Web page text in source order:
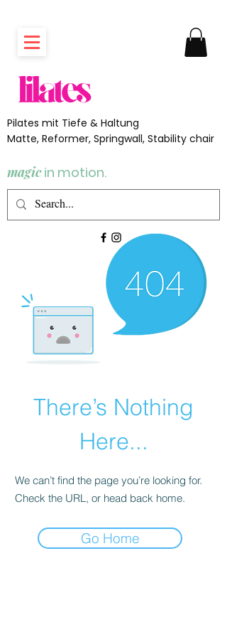
Pilates mit Tiefe & Haltung
Matte, Reformer, Springwall, Stability chair
magicin motion.
There’s Nothing
Here...
We can’t find the page you’re looking for.
Check the URL, or head back home.
Go Home